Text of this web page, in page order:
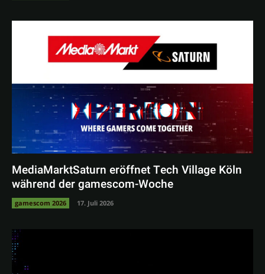
MediaMarktSaturn eröffnet Tech Village Köln
während der gamescom-Woche
gamescom 2026 17. Juli 2026